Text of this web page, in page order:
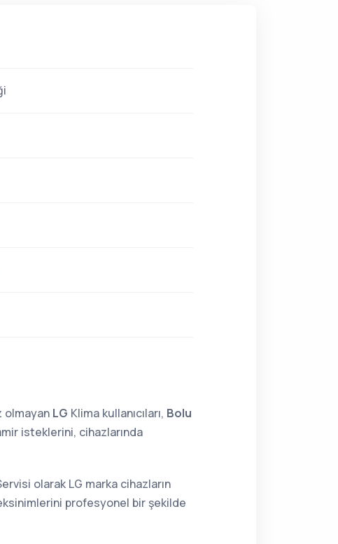
olmayan LG Klima kullanıcıları, Bolu
isteklerini, cihazlarında
olarak LG marka cihazların
profesyonel bir şekilde